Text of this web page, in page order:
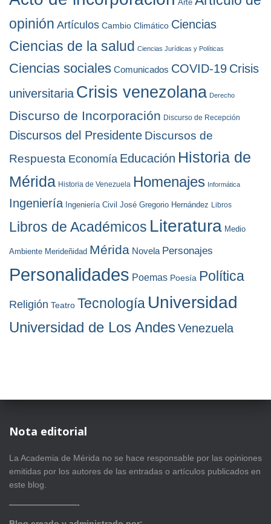
o
s
Arte
opinión Artículos Cambio Climático Ciencias
Ciencias de la salud Ciencias Jurídicas y Políticas
Ciencias sociales Comunicados COVID-19 Crisis
universitaria Crisis venezolana Derecho
Discurso de Incorporación Discurso de Recepción
Discursos del Presidente Discursos de
Respuesta Economía Educación Historia de
Mérida Historia de Venezuela Homenajes Informática
Ingeniería Ingeniería Civil José Gregorio Hernández Libros
Libros de Académicos Literatura Medio
Ambiente Merideñidad Mérida Novela Personajes
Personalidades Poemas Poesía Política
Religión Teatro Tecnología Universidad
Universidad de Los AndesVenezuela
Nota editorial
La Academia de Mérida no se hace responsable por las opiniones
emitidas por los autores de las entradas o artículos publicados en
este blog.
————————-